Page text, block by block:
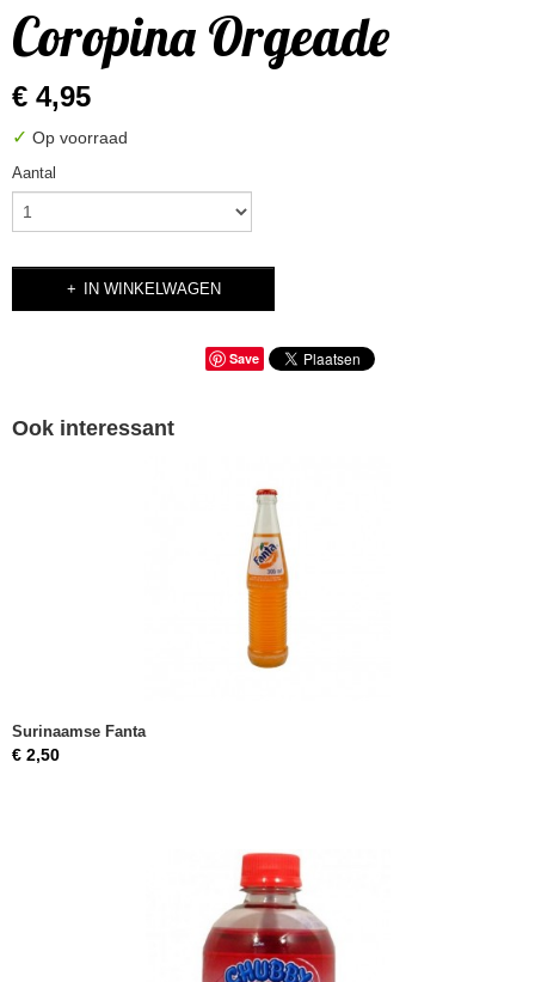
Coropina Orgeade
€ 4,95
✓ Op voorraad
Aantal
IN WINKELWAGEN
Save
Ook interessant
Surinaamse Fanta
€ 2,50